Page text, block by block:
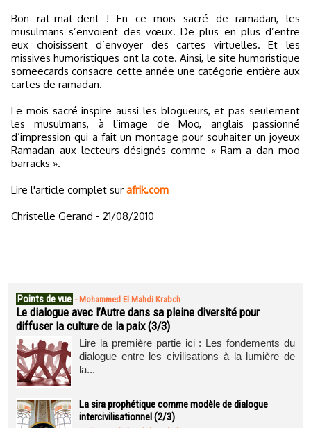
Bon rat-mat-dent ! En ce mois sacré de ramadan, les
musulmans s’envoient des vœux. De plus en plus d’entre
eux choisissent d’envoyer des cartes virtuelles. Et les
missives humoristiques ont la cote. Ainsi, le site humoristique
someecards consacre cette année une catégorie entière aux
cartes de ramadan.
Le mois sacré inspire aussi les blogueurs, et pas seulement
les musulmans, à l’image de Moo, anglais passionné
d’impression qui a fait un montage pour souhaiter un joyeux
Ramadan aux lecteurs désignés comme « Ram a dan moo
barracks ».
Lire l'article complet sur afrik.com
Christelle Gerand - 21/08/2010
Points de vue - Mohammed El Mahdi Krabch
Le dialogue avec l’Autre dans sa pleine diversité pour
diffuser la culture de la paix (3/3)
Lire la première partie ici : Les fondements du
dialogue entre les civilisations à la lumière de
la...
La sira prophétique comme modèle de dialogue
intercivilisationnel (2/3)